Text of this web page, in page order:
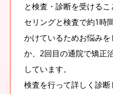
と検査・診断を受ける
セリングと検査で約1時
かけているためお悩み
か、2回目の通院で矯正
しています。
検査を行って詳しく診